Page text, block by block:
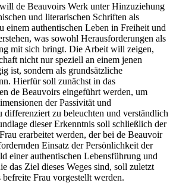
de Beauvoirs Werk unter Hinzuziehung
und literarischen Schriften als
authentischen Leben in Freiheit und
was sowohl Herausforderungen als
mit sich bringt. Die Arbeit will zeigen,
nicht nur speziell an einem jenen
ist, sondern als grundsätzliche
Hierfür soll zunächst in das
de Beauvoirs eingeführt werden, um
der Passivität und
differenziert zu beleuchten und verständlich
dieser Erkenntnis soll schließlich der
erarbeitet werden, der bei de Beauvoir
Einsatz der Persönlichkeit der
einer authentischen Lebensführung und
das Ziel dieses Weges sind, soll zuletzt
Frau vorgestellt werden.